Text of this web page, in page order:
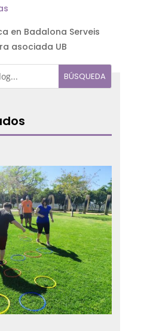
en Badalona Serveis
asociada UB